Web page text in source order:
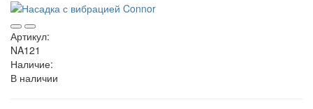
Артикул:
NA121
Наличие:
В наличии